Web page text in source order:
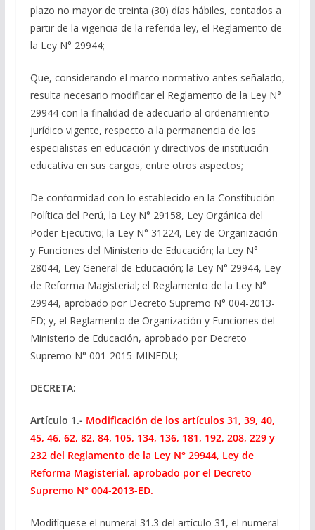
plazo no mayor de treinta (30) días hábiles, contados a
partir de la vigencia de la referida ley, el Reglamento de
la Ley N° 29944;
Que, considerando el marco normativo antes señalado,
resulta necesario modificar el Reglamento de la Ley N°
29944 con la finalidad de adecuarlo al ordenamiento
jurídico vigente, respecto a la permanencia de los
especialistas en educación y directivos de institución
educativa en sus cargos, entre otros aspectos;
De conformidad con lo establecido en la Constitución
Política del Perú, la Ley N° 29158, Ley Orgánica del
Poder Ejecutivo; la Ley N° 31224, Ley de Organización
y Funciones del Ministerio de Educación; la Ley N°
28044, Ley General de Educación; la Ley N° 29944, Ley
de Reforma Magisterial; el Reglamento de la Ley N°
29944, aprobado por Decreto Supremo N° 004-2013-
ED; y, el Reglamento de Organización y Funciones del
Ministerio de Educación, aprobado por Decreto
Supremo N° 001-2015-MINEDU;
DECRETA:
Artículo 1.- Modificación de los artículos 31, 39, 40,
45, 46, 62, 82, 84, 105, 134, 136, 181, 192, 208, 229 y
232 del Reglamento de la Ley N° 29944, Ley de
Reforma Magisterial, aprobado por el Decreto
Supremo N° 004-2013-ED.
Modifíquese el numeral 31.3 del artículo 31, el numeral